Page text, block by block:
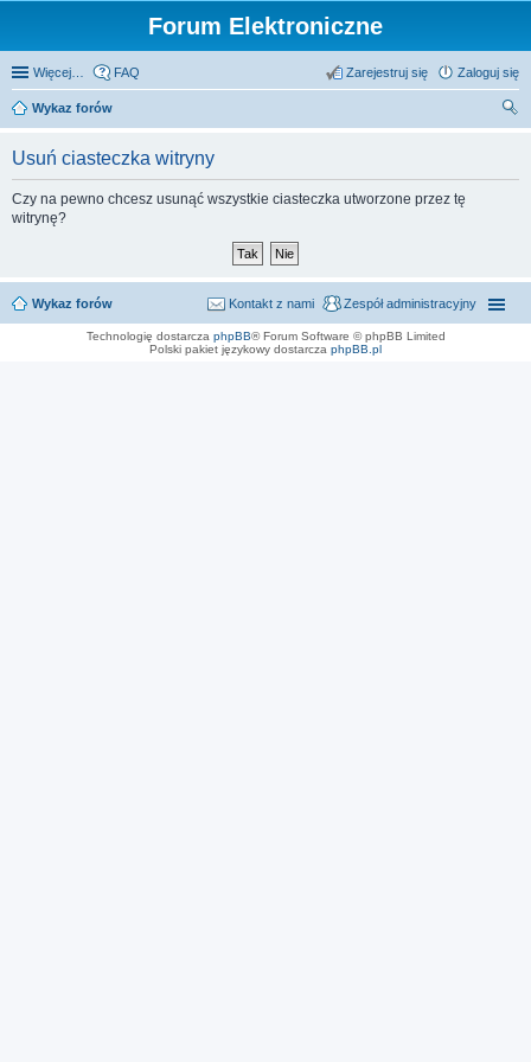
Forum Elektroniczne
Więcej… FAQ Zaloguj się
Zarejestruj się
Wykaz forów
Usuń ciasteczka witryny
Czy na pewno chcesz usunąć wszystkie ciasteczka utworzone przez tę
witrynę?
Wykaz forów Zespół administracyjny
Kontakt z nami
Technologię dostarcza phpBB® Forum Software © phpBB Limited
Polski pakiet językowy dostarcza phpBB.pl